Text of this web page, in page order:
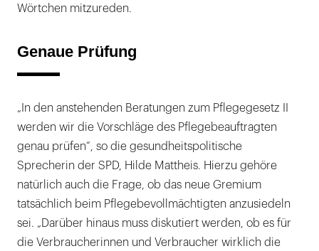
Wörtchen mitzureden.
Genaue Prüfung
„In den anstehenden Beratungen zum Pflegegesetz II
werden wir die Vorschläge des Pflegebeauftragten
genau prüfen“, so die gesundheitspolitische
Sprecherin der SPD, Hilde Mattheis. Hierzu gehöre
natürlich auch die Frage, ob das neue Gremium
tatsächlich beim Pflegebevollmächtigten anzusiedeln
sei. „Darüber hinaus muss diskutiert werden, ob es für
die Verbraucherinnen und Verbraucher wirklich die